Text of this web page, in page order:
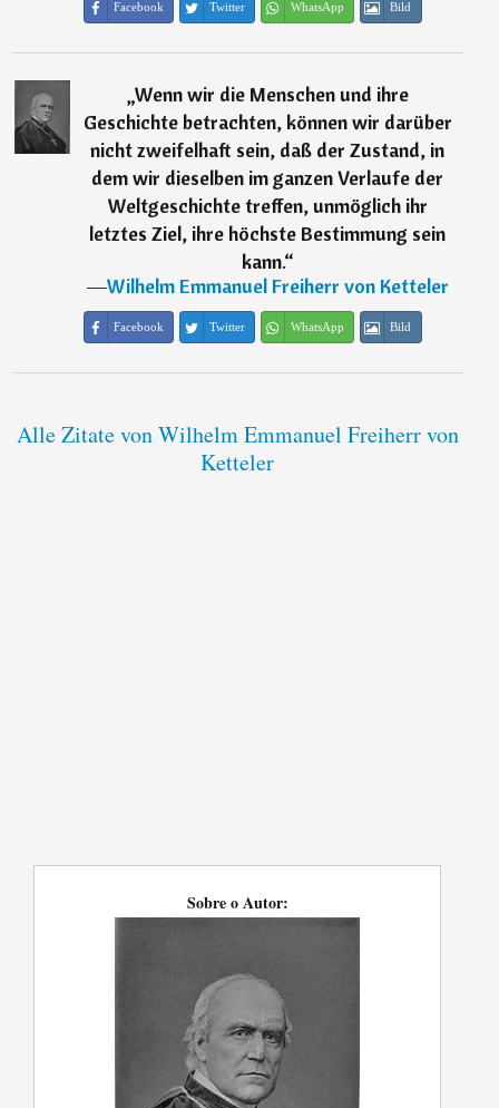
Facebook Twitter WhatsApp Bild
„Wenn wir die Menschen und ihre
Geschichte betrachten, können wir darüber
nicht zweifelhaft sein, daß der Zustand, in
dem wir dieselben im ganzen Verlaufe der
Weltgeschichte treffen, unmöglich ihr
letztes Ziel, ihre höchste Bestimmung sein
kann.“
―Wilhelm Emmanuel Freiherr von Ketteler
Facebook Twitter WhatsApp Bild
Alle Zitate von Wilhelm Emmanuel Freiherr von
Ketteler
Sobre o Autor: